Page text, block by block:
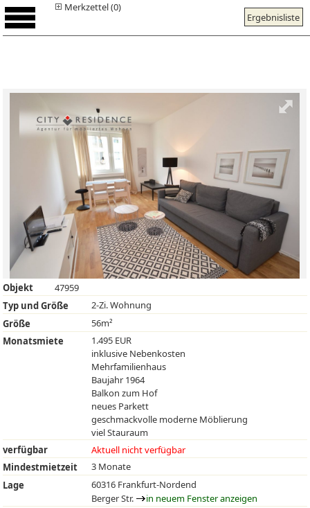
Ergebnisliste
Merkzettel (0)
Objekt
47959
Typ und Größe
2-Zi. Wohnung
Größe
56m²
Monatsmiete
1.495 EUR
inklusive Nebenkosten
Mehrfamilienhaus
Baujahr 1964
Balkon zum Hof
neues Parkett
geschmackvolle moderne Möblierung
viel Stauraum
verfügbar
Aktuell nicht verfügbar
Mindestmietzeit
3 Monate
Lage
60316 Frankfurt-Nordend
Berger Str.
in neuem Fenster anzeigen